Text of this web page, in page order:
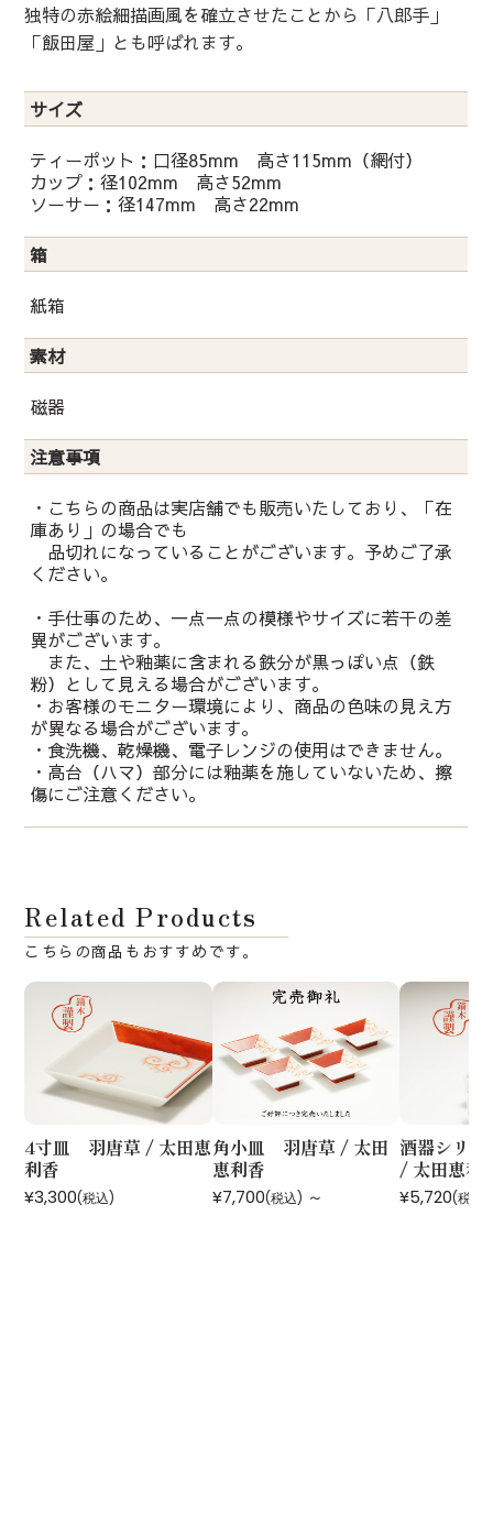
独特の赤絵細描画風を確立させたことから「八郎手」
「飯田屋」とも呼ばれます。
サイズ
ティーポット：口径85mm 高さ115mm（網付）
カップ：径102mm 高さ52mm
ソーサー：径147mm 高さ22mm
箱
紙箱
素材
磁器
注意事項
・こちらの商品は実店舗でも販売いたしており、「在
庫あり」の場合でも
品切れになっていることがございます。予めご了承
ください。
・手仕事のため、一点一点の模様やサイズに若干の差
異がございます。
また、土や釉薬に含まれる鉄分が黒っぽい点（鉄
粉）として見える場合がございます。
・お客様のモニター環境により、商品の色味の見え方
が異なる場合がございます。
・食洗機、乾燥機、電子レンジの使用はできません。
・高台（ハマ）部分には釉薬を施していないため、擦
傷にご注意ください。
Related Products
4寸皿 羽唐草 / 太田恵
利香
¥3,300(税込)
角小皿 羽唐草 / 太田
恵利香
¥7,700(税込) ～
酒器シリ
/ 太田恵利
¥5,720(税込)